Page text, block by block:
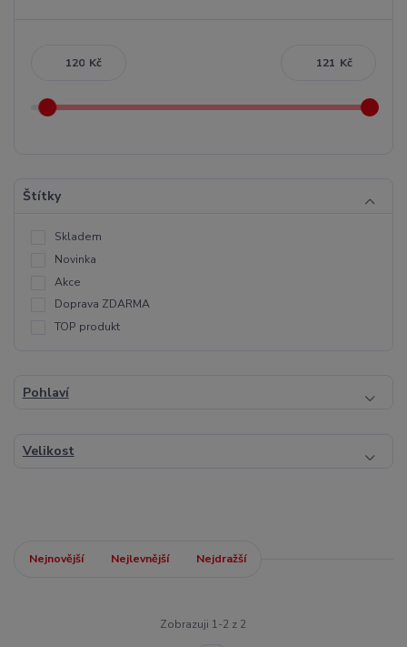
Kč Kč
Štítky
Skladem
Novinka
Akce
Doprava ZDARMA
TOP produkt
Pohlaví
Velikost
Nejnovější Nejlevnější Nejdražší
Zobrazuji 1-2 z 2